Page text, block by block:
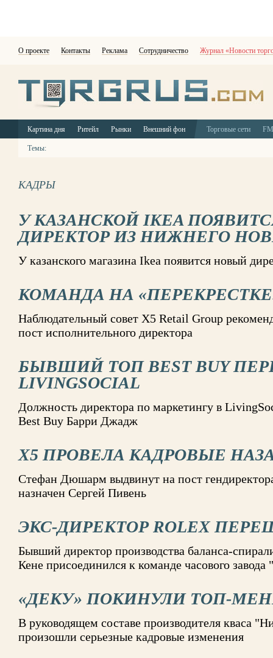
О проекте Контакты Реклама Сотрудничество Журнал «Новости
Картина дня Ритейл Рынки Внешний фон Торговые сети
Темы:
КАДРЫ
У КАЗАНСКОЙ IKEA
ДИРЕКТОР ИЗ НИЖНЕГО
У казанского магазина Ikea появится новый
КОМАНДА НА
Наблюдательный совет X5 Retail Group
пост исполнительного директора
БЫВШИЙ ТОП BEST BUY
LIVINGSOCIAL
Должность директора по маркетингу в
Best Buy Барри Джадж
X5 ПРОВЕЛА КАДРОВЫЕ
Стефан Дюшарм выдвинут на пост
назначен Сергей Пивень
ЭКС-ДИРЕКТОР ROLEX
Бывший директор производства баланса-
Кене присоединился к команде часового завода
«ДЕКУ» ПОКИНУЛИ ТОП-
В руководящем составе производителя кваса
произошли серьезные кадровые изменения